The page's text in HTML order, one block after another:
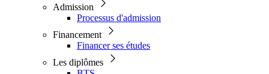
Admission
Processus d'admission
Financement
Financer ses études
Les diplômes